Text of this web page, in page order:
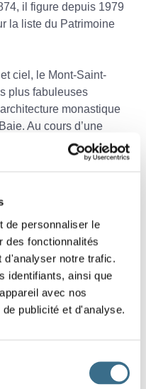
de personnaliser le
des fonctionnalités
d'analyser notre trafic.
identifiants, ainsi que
avec nos
publicité et d'analyse.
il figure depuis 1979
la liste du Patrimoine
ciel, le Mont-Saint-
plus fabuleuses
monastique
Au cours d’une
outre les ruelles
l'Abbaye du Mont-
cuite au feu de bois
l'agneau de pré-salé.
du Mont-Saint-
puis en 2005 par
pas tout à fait
dans le fait qu’avec
nécessaires pour
de sédiments